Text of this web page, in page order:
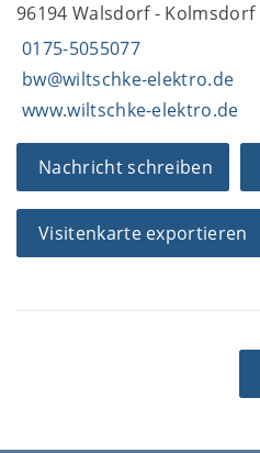
96194 Walsdorf - Kolmsdorf
0175-5055077
bw@wiltschke-elektro.de
www.wiltschke-elektro.de
Nachricht schreiben
Visitenkarte exportieren